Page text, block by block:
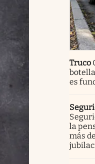
Truco
es
la
más